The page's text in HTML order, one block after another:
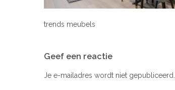
trends meubels
navigatie
Geef een reactie
Je e-mailadres wordt niet gepubliceerd.